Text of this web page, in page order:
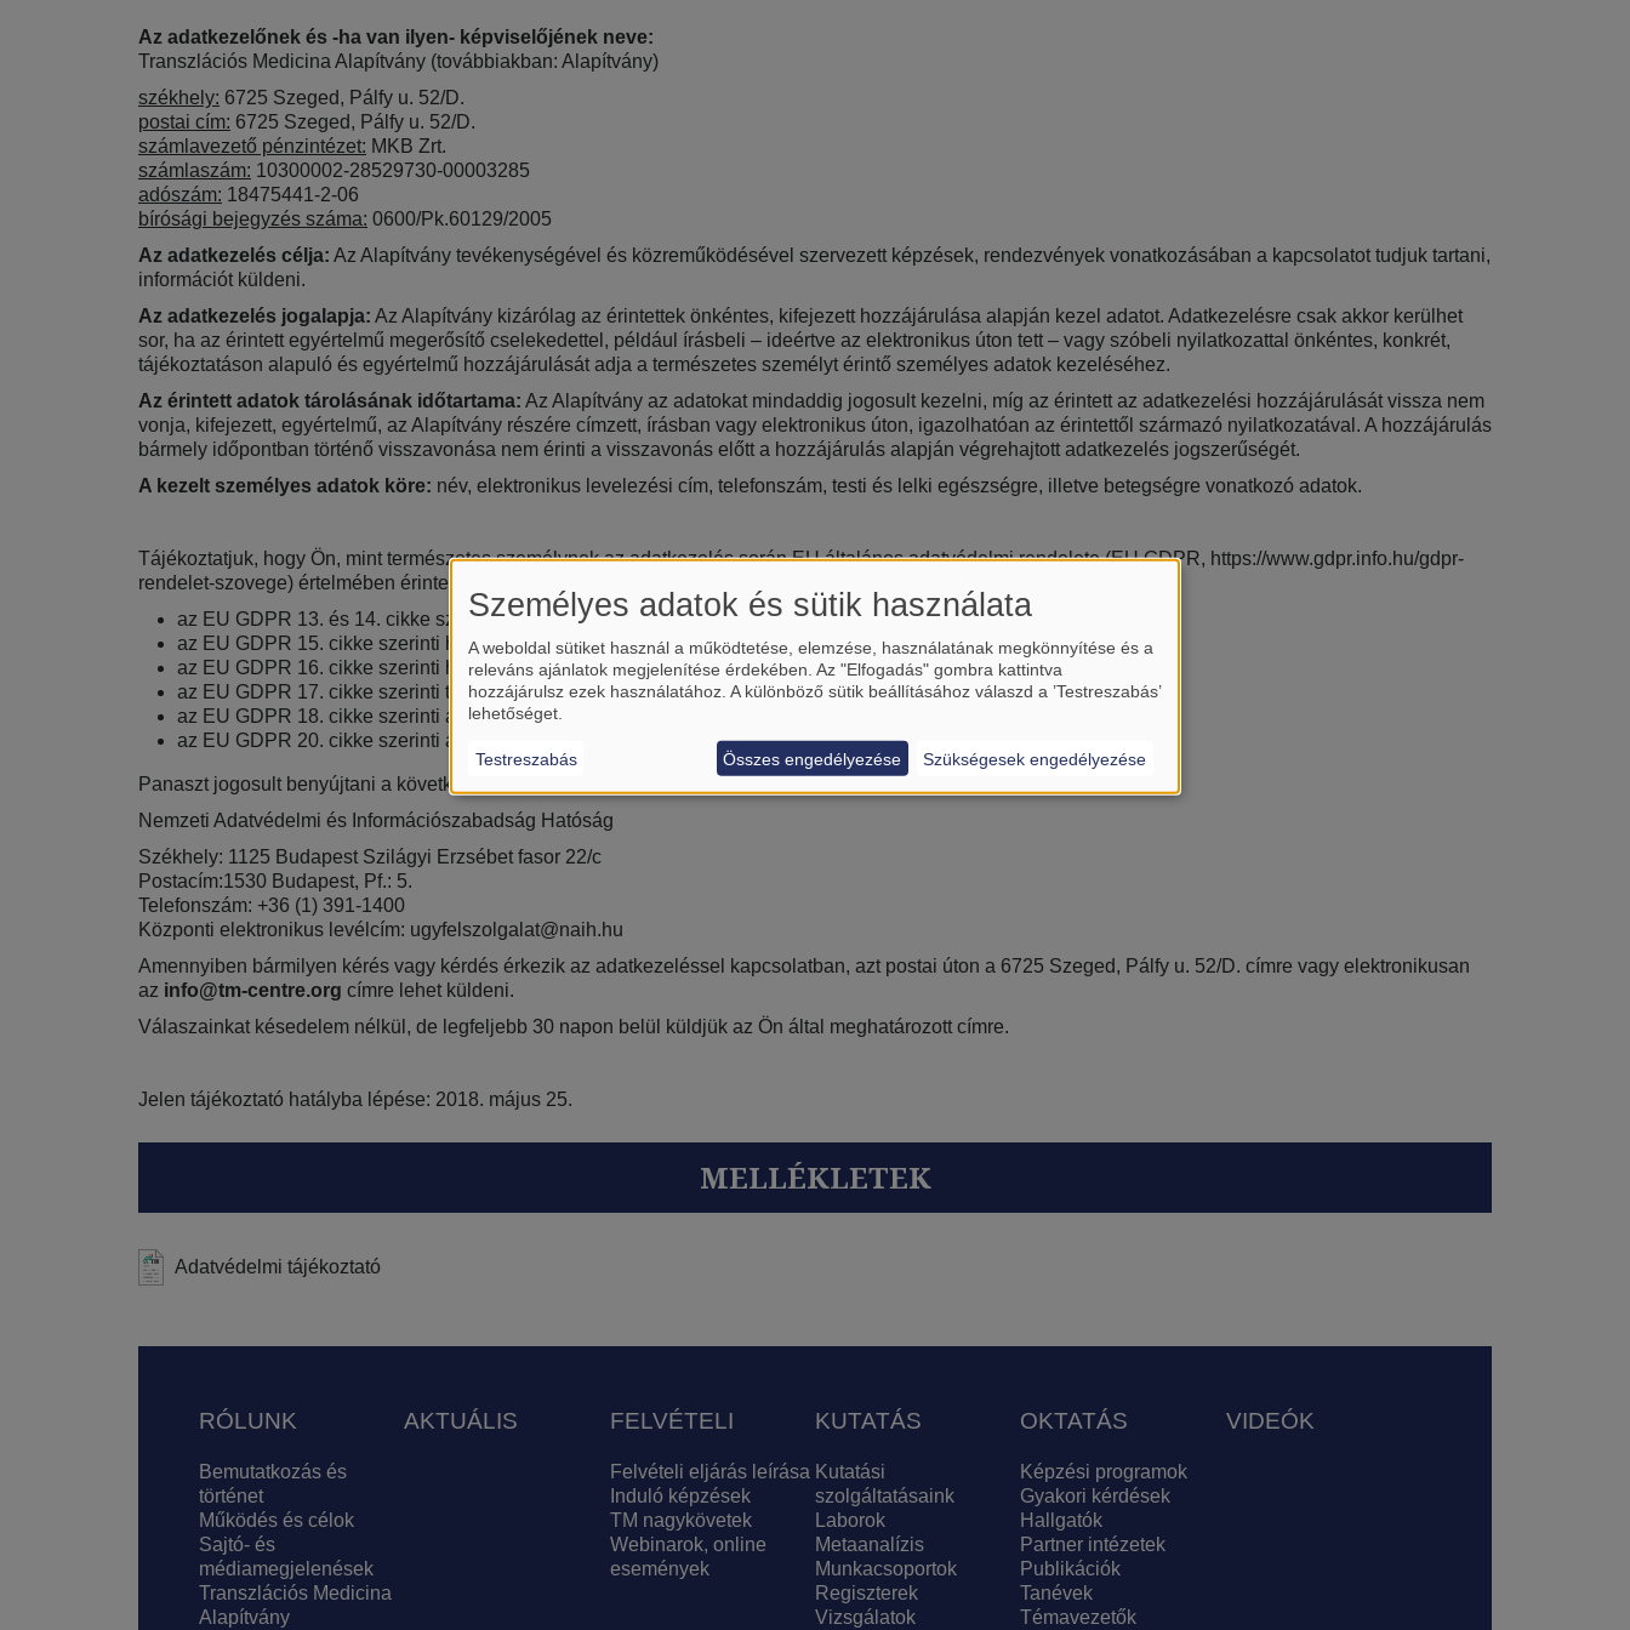
Az adatkezelőnek és -ha van ilyen- képviselőjének neve:
Transzlációs Medicina Alapítvány (továbbiakban: Alapítvány)
székhely: 6725 Szeged, Pálfy u. 52/D.
postai cím: 6725 Szeged, Pálfy u. 52/D.
számlavezető pénzintézet: MKB Zrt.
számlaszám: 10300002-28529730-00003285
adószám: 18475441-2-06
bírósági bejegyzés száma: 0600/Pk.60129/2005
Az adatkezelés célja: Az Alapítvány tevékenységével és közreműködésével szervezett képzések, rendezvények vonatkozásában a kapcsolatot tudjuk tartani,
információt küldeni.
Az adatkezelés jogalapja: Az Alapítvány kizárólag az érintettek önkéntes, kifejezett hozzájárulása alapján kezel adatot. Adatkezelésre csak akkor kerülhet
sor, ha az érintett egyértelmű megerősítő cselekedettel, például írásbeli – ideértve az elektronikus úton tett – vagy szóbeli nyilatkozattal önkéntes, konkrét,
tájékoztatáson alapuló és egyértelmű hozzájárulását adja a természetes személyt érintő személyes adatok kezeléséhez.
Az érintett adatok tárolásának időtartama: Az Alapítvány az adatokat mindaddig jogosult kezelni, míg az érintett az adatkezelési hozzájárulását vissza nem
vonja, kifejezett, egyértelmű, az Alapítvány részére címzett, írásban vagy elektronikus úton, igazolhatóan az érintettől származó nyilatkozatával. A hozzájárulás
bármely időpontban történő visszavonása nem érinti a visszavonás előtt a hozzájárulás alapján végrehajtott adatkezelés jogszerűségét.
A kezelt személyes adatok köre: név, elektronikus levelezési cím, telefonszám, testi és lelki egészségre, illetve betegségre vonatkozó adatok.
Tájékoztatjuk, hogy Ön, mint természetes személynek az adatkezelés során EU általános adatvédelmi rendelete (EU GDPR, https://www.gdpr.info.hu/gdpr-
rendelet-szovege) értelmében érintettként az alábbi jogokkal rendelkezik személyes adatainak kezelésével kapcsolatban:
az EU GDPR 13. és 14. cikke szerinti tájékoztatáshoz való jog
az EU GDPR 15. cikke szerinti hozzáférési jog
az EU GDPR 16. cikke szerinti helyesbítéshez való jog
az EU GDPR 17. cikke szerinti törléshez való jog
az EU GDPR 18. cikke szerinti adatkezelés korlátozásához való jog
az EU GDPR 20. cikke szerinti adathordozhatósághoz való jog
Panaszt jogosult benyújtani a következő elérhetőségek valamelyikén:
Nemzeti Adatvédelmi és Információszabadság Hatóság
Székhely: 1125 Budapest Szilágyi Erzsébet fasor 22/c
Postacím:1530 Budapest, Pf.: 5.
Telefonszám: +36 (1) 391-1400
Központi elektronikus levélcím: ugyfelszolgalat@naih.hu
Amennyiben bármilyen kérés vagy kérdés érkezik az adatkezeléssel kapcsolatban, azt postai úton a 6725 Szeged, Pálfy u. 52/D. címre vagy elektronikusan
az info@tm-centre.org címre lehet küldeni.
Válaszainkat késedelem nélkül, de legfeljebb 30 napon belül küldjük az Ön által meghatározott címre.
Jelen tájékoztató hatályba lépése: 2018. május 25.
MELLÉKLETEK
Adatvédelmi tájékoztató
Lábléc
RÓLUNK
Bemutatkozás és
történet
Működés és célok
Sajtó- és
médiamegjelenések
Transzlációs Medicina
Alapítvány
AKTUÁLIS FELVÉTELI
Felvételi eljárás leírása
Induló képzések
TM nagykövetek
Webinarok, online
események
KUTATÁS
Kutatási
szolgáltatásaink
Laborok
Metaanalízis
Munkacsoportok
Regiszterek
Vizsgálatok
OKTATÁS
Képzési programok
Gyakori kérdések
Hallgatók
Partner intézetek
Publikációk
Tanévek
Témavezetők
VIDEÓK
Személyes adatok és sütik használata
A weboldal sütiket használ a működtetése, elemzése, használatának megkönnyítése és a
releváns ajánlatok megjelenítése érdekében. Az "Elfogadás" gombra kattintva
hozzájárulsz ezek használatához. A különböző sütik beállításához válaszd a ’Testreszabás’
lehetőséget.
Testreszabás Szükségesek engedélyezése
Összes engedélyezése